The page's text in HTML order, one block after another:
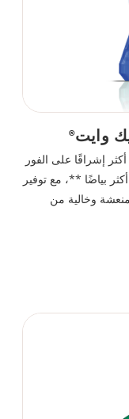
وايت®
إشراقًا على الفور
بياضًا **، مع توفير
وخالية من